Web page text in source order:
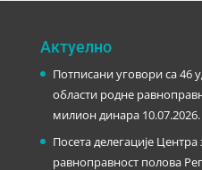
Актуелно
Потписани уговори са 46
области родне
милион динара 10.07.2026.
Посета делегације Центра
равноправност полова